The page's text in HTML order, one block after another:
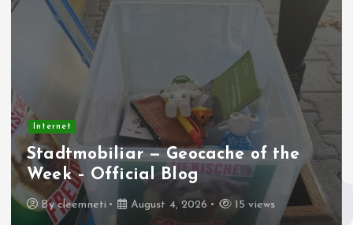
Internet
Apakah AMD AM4 Masih Jadi
Platform Terbaik Saat Ini?
Bycleemneti August 2, 2026 25 views